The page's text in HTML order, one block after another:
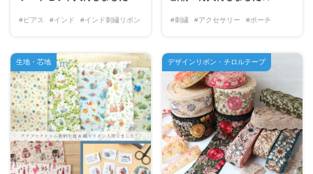
#ピアス #インド #インド刺繡リボン #刺繍 #アクセサリー #ポーチ
生地・芯地 デザインリボン・チロルテープ